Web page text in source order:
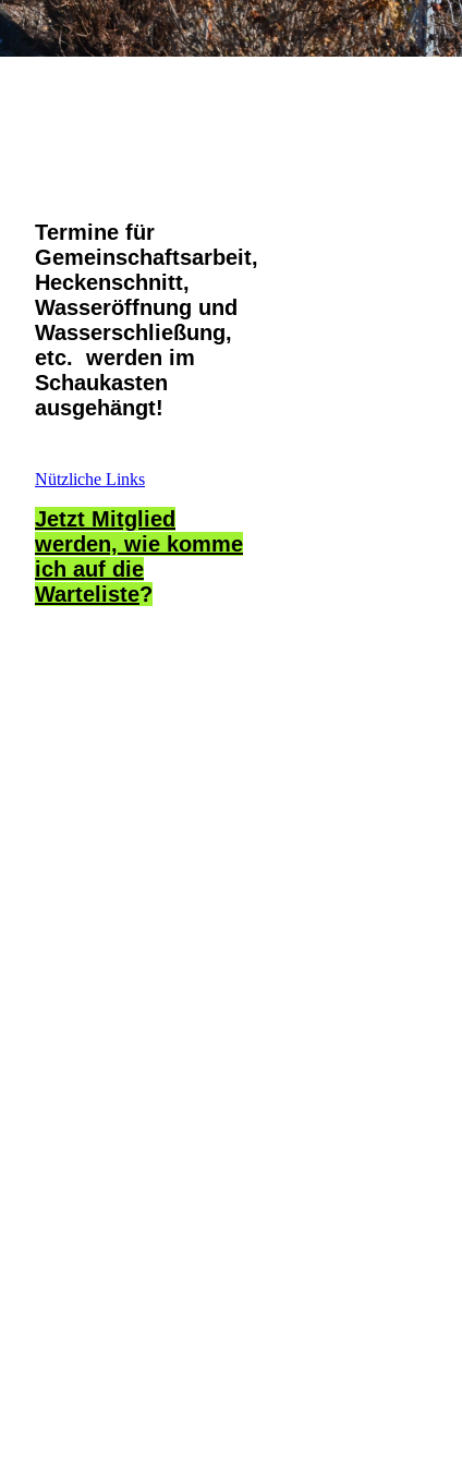
Termine für
Gemeinschaftsarbeit,
Heckenschnitt,
Wasseröffnung und
Wasserschließung,
etc. werden im
Schaukasten
ausgehängt!
Nützliche Links
Jetzt Mitglied
werden, wie komme
ich auf die
Warteliste?